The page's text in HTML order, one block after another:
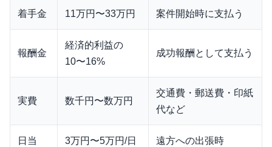
着手金 11万円〜33万円 案件開始時に支払う
報酬金
経済的利益の
10〜16%
成功報酬として支払う
実費 数千円〜数万円
交通費・郵送費・印紙
代など
日当 3万円〜5万円/日 遠方への出張時